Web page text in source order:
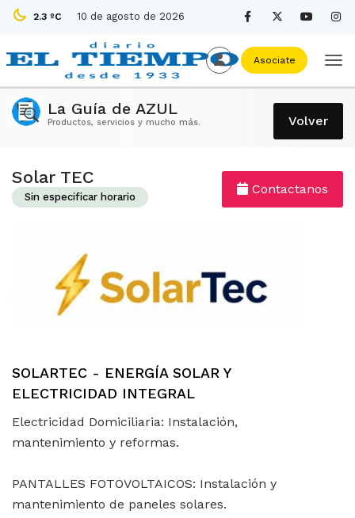
2.3 ºC 10 de agosto de 2026
Asociate
La Guía de AZUL
Productos, servicios y mucho más. Volver
Solar TEC
Sin especificar horario
Contactanos
SOLARTEC - ENERGÍA SOLAR Y
ELECTRICIDAD INTEGRAL
Electricidad Domiciliaria: Instalación,
mantenimiento y reformas.
PANTALLES FOTOVOLTAICOS: Instalación y
mantenimiento de paneles solares.